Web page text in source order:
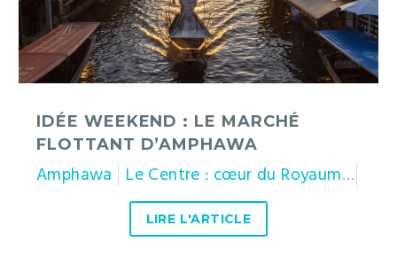
IDÉE WEEKEND : LE MARCHÉ
FLOTTANT D’AMPHAWA
Amphawa Le Centre : cœur du Royaume
LIRE L'ARTICLE